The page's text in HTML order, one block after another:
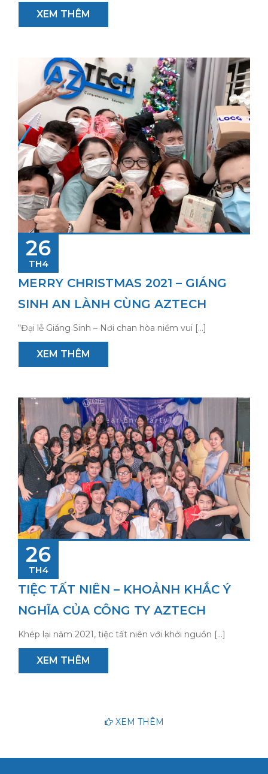
XEM THÊM
26
TH4
MERRY CHRISTMAS 2021 – GIÁNG
SINH AN LÀNH CÙNG AZTECH
“Đại lễ Giáng Sinh – Nơi chan hòa niềm vui […]
XEM THÊM
26
TH4
TIỆC TẤT NIÊN – KHOẢNH KHẮC Ý
NGHĨA CỦA CÔNG TY AZTECH
Khép lại năm 2021, tiệc tất niên với khởi nguồn […]
XEM THÊM
XEM THÊM